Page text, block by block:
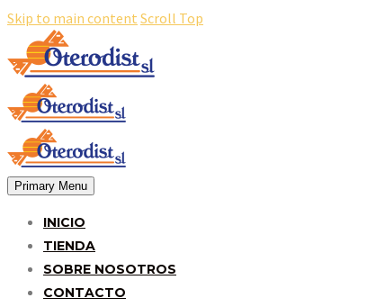
Skip to main content Scroll Top
Primary Menu
INICIO
TIENDA
SOBRE NOSOTROS
CONTACTO